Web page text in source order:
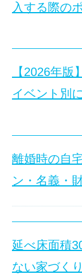
当記事では、建
■目次
建売住宅とは
周辺環境
地盤や
住宅性能
保証やア
入する際の
GX志向型住宅と
GX志向型住
GX志向
GX志向型住
【2026年
イベント別
住宅購入のタイミ
また、近年は住
離婚時の自
ン・名義・
延べ床面積
ない家づく